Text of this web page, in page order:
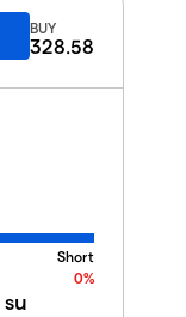
BUY
328.58
Short
0%
su